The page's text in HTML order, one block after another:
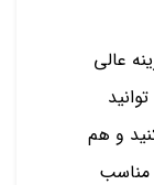
عالی
و هم
مناسب